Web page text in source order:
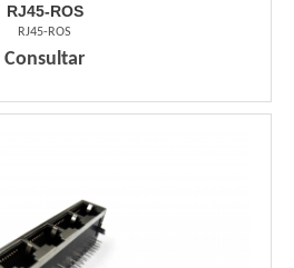
RJ45-ROS
RJ45-ROS
Consultar